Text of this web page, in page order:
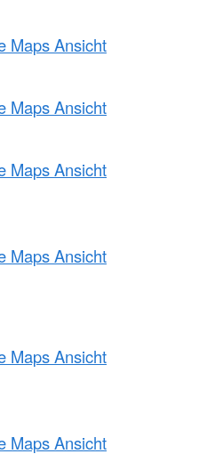
Maps Ansicht
Maps Ansicht
Maps Ansicht
Maps Ansicht
Maps Ansicht
Maps Ansicht